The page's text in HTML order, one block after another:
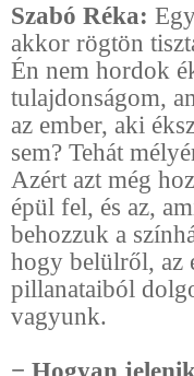
Szabó Réka:
akkor rögtön
Én nem hordok
tulajdonságom,
az ember, aki
sem? Tehát
Azért azt még
épül fel, és az,
behozzuk a
hogy belülről, az
pillanataiból
vagyunk.